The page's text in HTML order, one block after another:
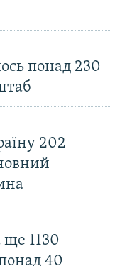
понад 230
202
ще 1130
40